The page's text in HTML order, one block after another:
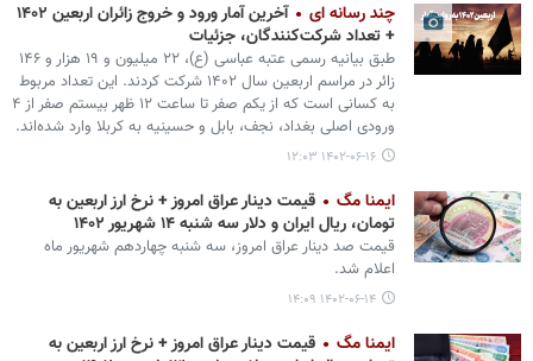
چند رسانه ای
آخرین آمار ورود و خروج زائران اربعین ۱۴۰۲
+ تعداد شرکت‌کنندگان، جزئیات
طبق بیانیه رسمی عتبه عباسی (ع)، ۲۲ میلیون و ۱۹ هزار و ۱۴۶
زائر در مراسم اربعین سال ۱۴۰۲ شرکت کردند. این تعداد مربوط
به کسانی است که از یکم صفر تا ساعت ۱۲ ظهر بیستم صفر از ۴
ورودی اصلی بغداد، نجف، بابل و حسینیه به کربلا وارد شده‌اند.
۱۴۰۲-۰۶-۱۶ ۱۲:۰۳
ایمنا مگ
قیمت دینار عراق امروز + نرخ ارز اربعین به
تومان، ریال ایران و دلار سه شنبه ۱۴ شهریور ۱۴۰۲
قیمت صد دینار عراق امروز، سه شنبه چهاردهم شهریور ماه
اعلام شد.
۱۴۰۲-۰۶-۱۴ ۱۴:۰۹
ایمنا مگ
قیمت دینار عراق امروز + نرخ ارز اربعین به